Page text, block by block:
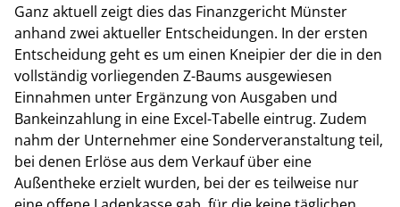
Ganz aktuell zeigt dies das Finanzgericht Münster
anhand zwei aktueller Entscheidungen. In der ersten
Entscheidung geht es um einen Kneipier der die in den
vollständig vorliegenden Z-Baums ausgewiesen
Einnahmen unter Ergänzung von Ausgaben und
Bankeinzahlung in eine Excel-Tabelle eintrug. Zudem
nahm der Unternehmer eine Sonderveranstaltung teil,
bei denen Erlöse aus dem Verkauf über eine
Außentheke erzielt wurden, bei der es teilweise nur